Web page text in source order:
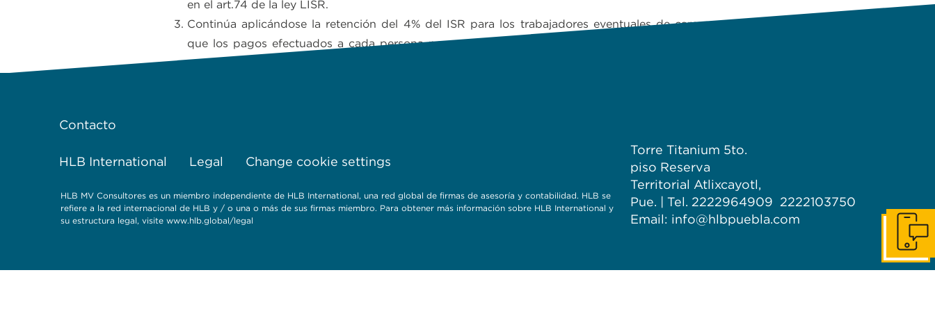
en el art.74 de la ley LISR.
Continúa aplicándose la retención del 4% del ISR para los trabajadores eventuales de campo, salvo
que los pagos efectuados a cada persona no exceda al día de $625.00 en la frontera norte y en el
resto del país de $415.00
Contacto
HLB International Legal Change cookie settings
HLB MV Consultores es un miembro independiente de HLB International, una red global de firmas de asesoría y contabilidad. HLB se
refiere a la red internacional de HLB y / o una o más de sus firmas miembro. Para obtener más información sobre HLB International y
su estructura legal, visite www.hlb.global/legal
Torre Titanium 5to.
piso Reserva
Territorial Atlixcayotl,
Pue. | Tel. 2222964909 2222103750
Email: info@hlbpuebla.com